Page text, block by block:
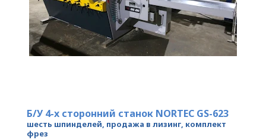
Б/У 4-x сторонний станок NORTEC GS-623
шесть шпинделей, продажа в лизинг, комплект
фрез